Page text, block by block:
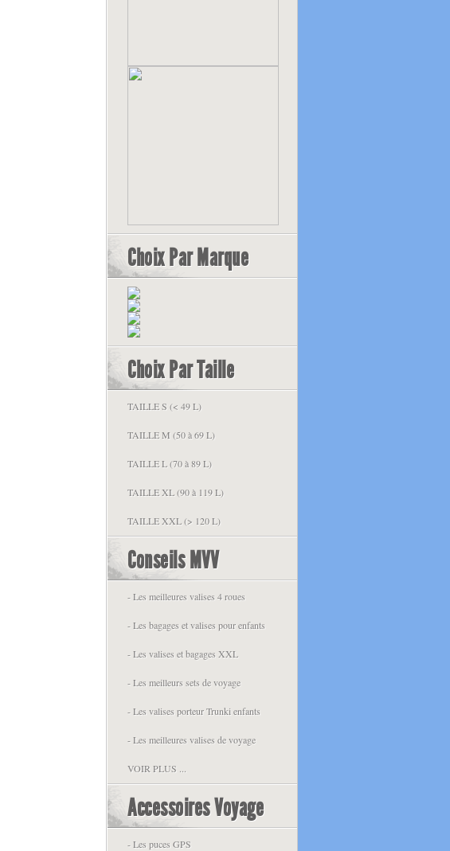
Choix Par Marque
Choix Par Taille
TAILLE S (< 49 L)
TAILLE M (50 à 69 L)
TAILLE L (70 à 89 L)
TAILLE XL (90 à 119 L)
TAILLE XXL (> 120 L)
Conseils MVV
- Les meilleures valises 4 roues
- Les bagages et valises pour enfants
- Les valises et bagages XXL
- Les meilleurs sets de voyage
- Les valises porteur Trunki enfants
- Les meilleures valises de voyage
VOIR PLUS ...
Accessoires Voyage
- Les puces GPS